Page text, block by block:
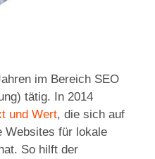
im Bereich SEO
tätig. In 2014
und Wert, die sich auf
Websites für lokale
So hilft der